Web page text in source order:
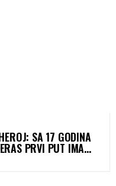
SA 17 GODINA
PRVI PUT IMA